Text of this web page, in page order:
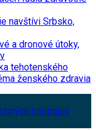
navštívi Srbsko,
a dronové útoky,
tehotenského
ženského zdravia
nástrojov